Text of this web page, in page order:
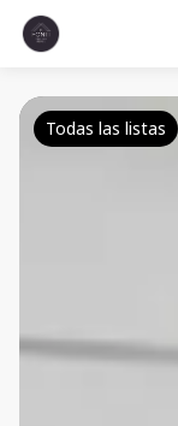
Todas las listas